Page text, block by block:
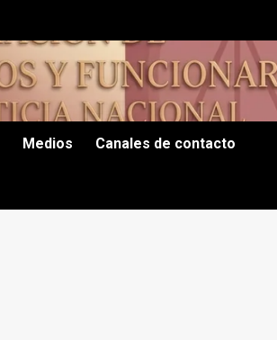
Medios Canales de contacto